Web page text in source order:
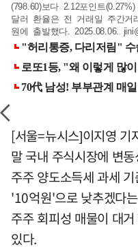
(798.60)보다 2.12포인트
달러 환율은 전 거래일 주간거
원에 출발했다. 2025.08.06.
[서울=뉴시스]이지영 기
말 국내 주식시장에 변
주주 양도소득세 과세
'10억원'으로 낮추겠다
주주 회피성 매물이 대
있다.